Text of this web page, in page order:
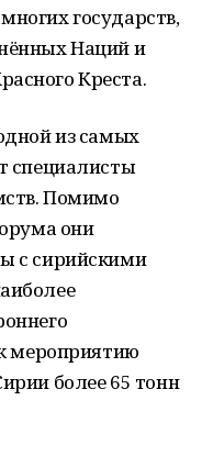
государств,
Наций и
Креста.
из самых
специалисты
Помимо
они
с сирийскими
мероприятию
более 65 тонн